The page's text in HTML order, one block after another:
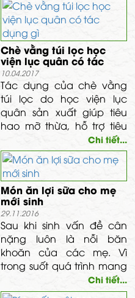
nặng, suy gan, viêm ga
vàng da; chữa sốt rét, ăn
không ngon miệng...
Chè vằng túi lọc học
viện lục quân có tác
dụng gì
10.04.2017
Tác dụng của chè vằng
túi lọc do học viện lục
quân sản xuất giúp tiêu
hao mỡ thừa, hỗ trợ tiêu
hóa và trao đổi chất; từ
đó, các chị em sau sinh sẽ
nhanh chóng lấy lại vóc
dáng ban đầu. Kinh
nghiệm dân gian bày
rằng, nên dùng lá chè
vằng phơi khô sắc cho
sản phụ uống để gia tăng
máu huyết, làm co rút tử
cung, kích thích tuyến sữa.
Chi tiết...
Món ăn lợi sữa cho mẹ
mới sinh
29.11.2016
Sau khi sinh vấn đề cân
nặng luôn là nỗi băn
khoăn của các mẹ. Vì
trong suốt quá trình mang
thai cũng như sau sinh
các mẹ luôn ăn những
Chi tiết...